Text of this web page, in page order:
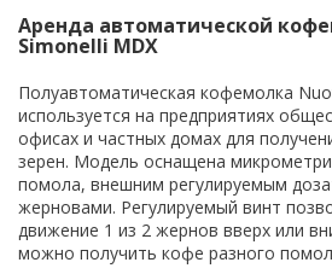
Аренда автоматической
Simonelli MDX
Полуавтоматическая кофемолка
используется на предприятиях
офисах и частных домах для
зерен. Модель оснащена
помола, внешним регулируемым
жерновами. Регулируемый винт
движение 1 из 2 жернов вверх или
можно получить кофе разного